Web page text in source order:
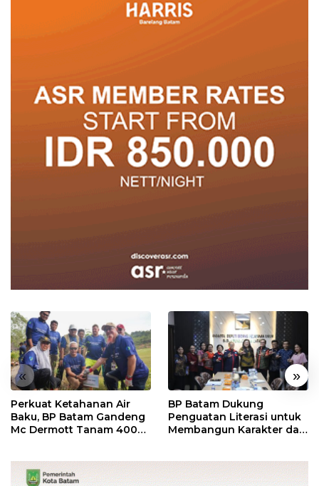
« »
Perkuat Ketahanan Air
Baku, BP Batam Gandeng
Mc Dermott Tanam 400
BP Batam Dukung
Penguatan Literasi untuk
Membangun Karakter dan